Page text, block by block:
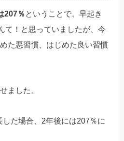
207％ ということで、早起き
て！と思っていましたが、今
た悪習慣、はじめた良い習慣
ました。
た場合、2年後には207％に